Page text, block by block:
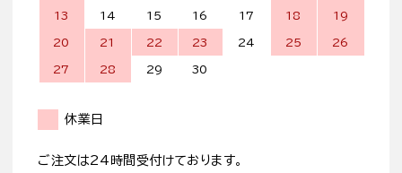
13 14 15 16 17 18 19
20 21 22 23 24 25 26
27 28 29 30
休業日
ご注文は24時間受付けております。